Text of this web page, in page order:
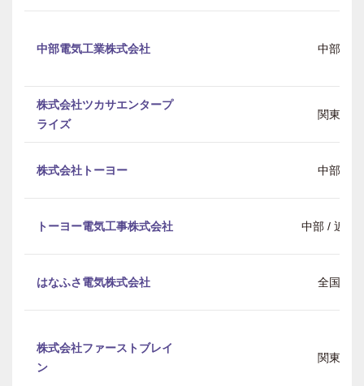
中部電気工業株式会社 中部
株式会社ツカサエンタープ
ライズ
関東
株式会社トーヨー 中部
トーヨー電気工事株式会社 中部 / 近畿
はなふさ電気株式会社 全国
株式会社ファーストブレイ
ン
関東